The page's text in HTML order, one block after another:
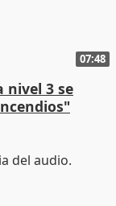
07:48
nivel 3 se